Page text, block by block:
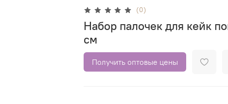
(0)
Набор палочек для кейк
см
Получить оптовые цены